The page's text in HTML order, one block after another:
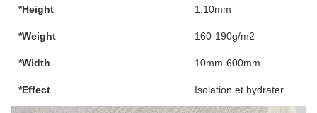
*Height 1.10mm
*Weight 160-190g/m2
*Width 10mm-600mm
*Effect Isolation et hydrater